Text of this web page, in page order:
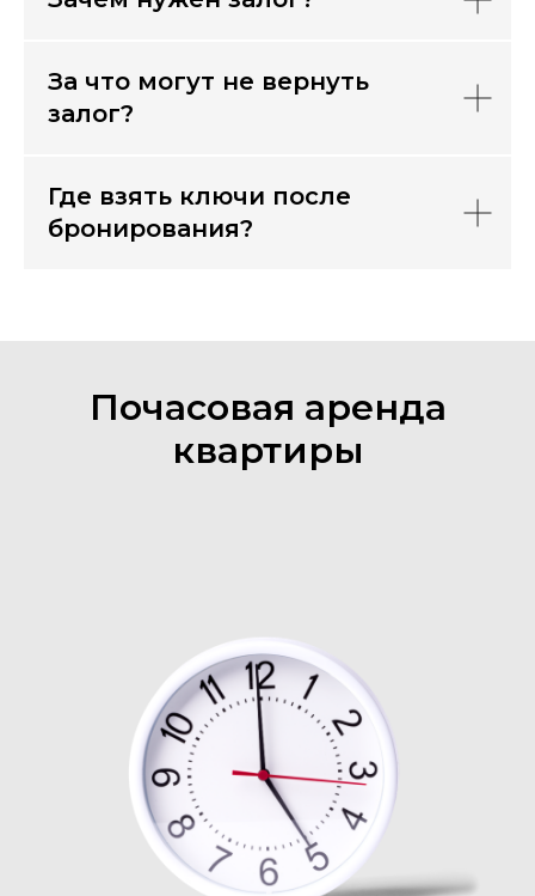
За что могут не вернуть
залог?
Где взять ключи после
бронирования?
Почасовая аренда
квартиры